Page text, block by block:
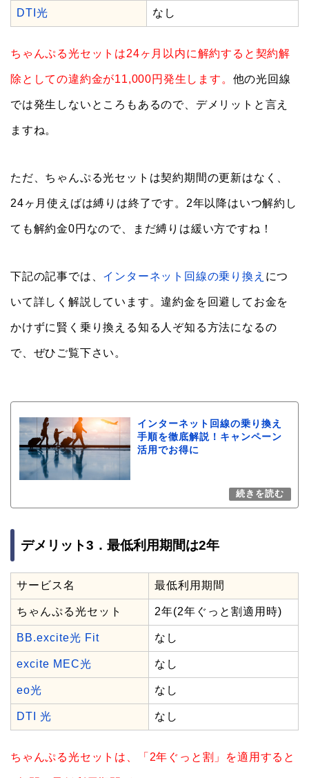
DTI光 なし
ちゃんぷる光セットは24ヶ月以内に解約すると契約解
除としての違約金が11,000円発生します。 他の光回線
では発生しないところもあるので、デメリットと言え
ますね。
ただ、ちゃんぷる光セットは契約期間の更新はなく、
24ヶ月使えばは縛りは終了です。2年以降はいつ解約し
ても解約金0円なので、まだ縛りは緩い方ですね！
下記の記事では、 インターネット回線の乗り換え につ
いて詳しく解説しています。違約金を回避してお金を
かけずに賢く乗り換える知る人ぞ知る方法になるの
で、ぜひご覧下さい。
インターネット回線の乗り換え
手順を徹底解説！キャンペーン
活用でお得に
デメリット3．最低利用期間は2年
サービス名 最低利用期間
ちゃんぷる光セット 2年(2年ぐっと割適用時)
BB.excite光 Fit なし
excite MEC光 なし
eo光 なし
DTI 光 なし
ちゃんぷる光セットは、「2年ぐっと割」を適用すると